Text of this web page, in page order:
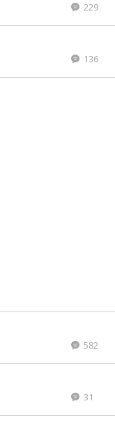
229
136
582
31